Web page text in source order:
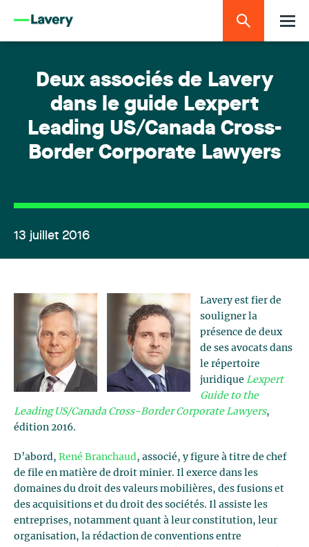
Deux associés de Lavery
dans le guide Lexpert
Leading US/Canada Cross-
Border Corporate Lawyers
13 juillet 2016
Lavery est fier de
souligner la
présence de deux
de ses avocats dans
le répertoire
juridique Lexpert
Guide to the
Leading US/Canada Cross-Border Corporate Lawyers,
édition 2016.
D’abord, René Branchaud, associé, y figure à titre de chef
de file en matière de droit minier. Il exerce dans les
domaines du droit des valeurs mobilières, des fusions et
des acquisitions et du droit des sociétés. Il assiste les
entreprises, notamment quant à leur constitution, leur
organisation, la rédaction de conventions entre